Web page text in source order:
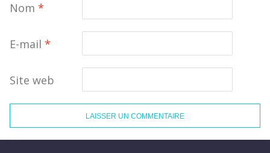
Nom *
E-mail *
Site web